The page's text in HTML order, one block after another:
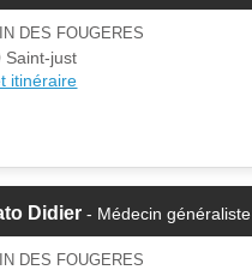
DES FOUGERES
Saint-just
itinéraire
Didier - Médecin généraliste
DES FOUGERES